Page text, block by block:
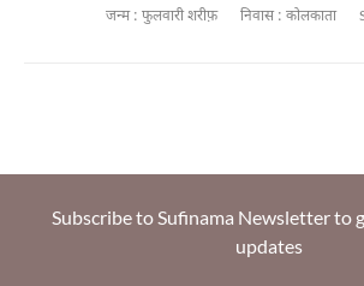
जन्म : फुलवारी शरीफ़ निवास : कोलकाता
Subscribe to Sufinama Newsletter to
updates